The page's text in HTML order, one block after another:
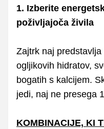
1. Izberite
poživljajoča živila
Zajtrk naj
ogljikovih hidratov,
bogatih s kalcijem.
jedi, naj ne presega
KOMBINACIJE, KI